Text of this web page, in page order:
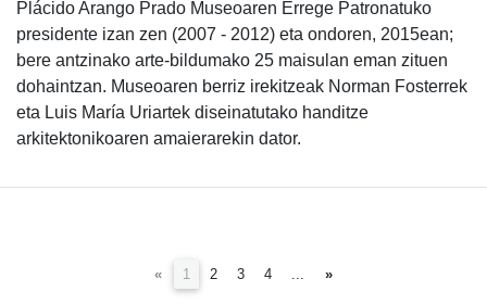
Plácido Arango Prado Museoaren Errege Patronatuko
presidente izan zen (2007 - 2012) eta ondoren, 2015ean;
bere antzinako arte-bildumako 25 maisulan eman zituen
dohaintzan. Museoaren berriz irekitzeak Norman Fosterrek
eta Luis María Uriartek diseinatutako handitze
arkitektonikoaren amaierarekin dator.
« 1 (current)
2 3 4 »